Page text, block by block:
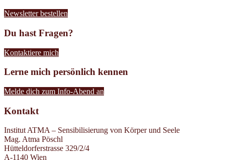
Newsletter bestellen
Du hast Fragen?
Kontaktiere mich
Lerne mich persönlich kennen
Melde dich zum Info-Abend an
Kontakt
Institut ATMA – Sensibilisierung von Körper und Seele
Mag. Atma Pöschl
Hütteldorferstrasse 329/2/4
A-1140 Wien